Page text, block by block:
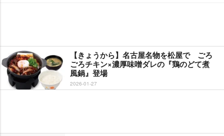
【きょうから】名古屋名物を松屋で ごろ
ごろチキン×濃厚味噌ダレの『鶏のどて煮
風鍋』登場
2026-01-27